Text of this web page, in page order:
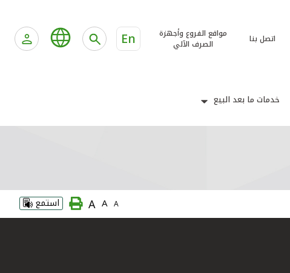
اتصل بنا
مواقع الفروع وأجهزة
الصرف الآلي
En
خدمات ما بعد البيع
A
A
A استمع